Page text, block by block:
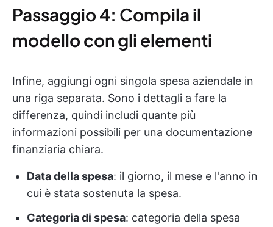
Passaggio 4: Compila il
modello con gli elementi
Infine, aggiungi ogni singola spesa aziendale in
una riga separata. Sono i dettagli a fare la
differenza, quindi includi quante più
informazioni possibili per una documentazione
finanziaria chiara.
Data della spesa: il giorno, il mese e l'anno in
cui è stata sostenuta la spesa.
Categoria di spesa: categoria della spesa